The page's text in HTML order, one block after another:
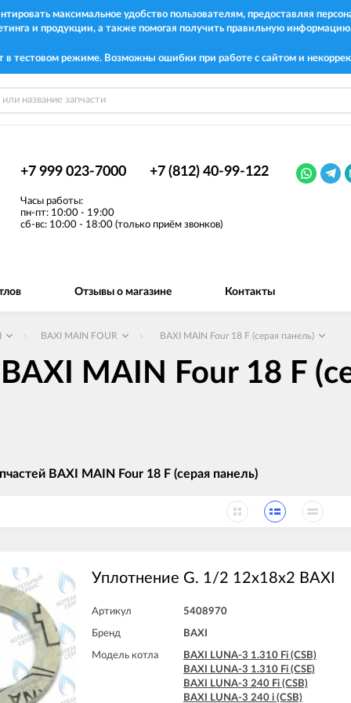
максимальное удобство пользователям, предоставляя
и продукции, а также помогая получить правильную
в тестовом режиме. Возможны ошибки при работе с сайтом и
+7 999 023-7000 +7 (812) 40-99-122
Часы работы:
пн-пт: 10:00 - 19:00
сб-вс: 10:00 - 18:00 (только приём звонков)
Отзывы о магазине Контакты
BAXI MAIN FOUR BAXI MAIN Four 18 F (серая панель)
MAIN Four 18 F
BAXI MAIN Four 18 F (серая панель)
Уплотнение G. 1/2 12x18x2 BAXI
Артикул 5408970
Бренд BAXI
Модель котла
BAXI LUNA-3 1.310 Fi (CSB)
BAXI LUNA-3 1.310 Fi (CSE)
BAXI LUNA-3 240 Fi (CSB)
BAXI LUNA-3 240 i (CSB)